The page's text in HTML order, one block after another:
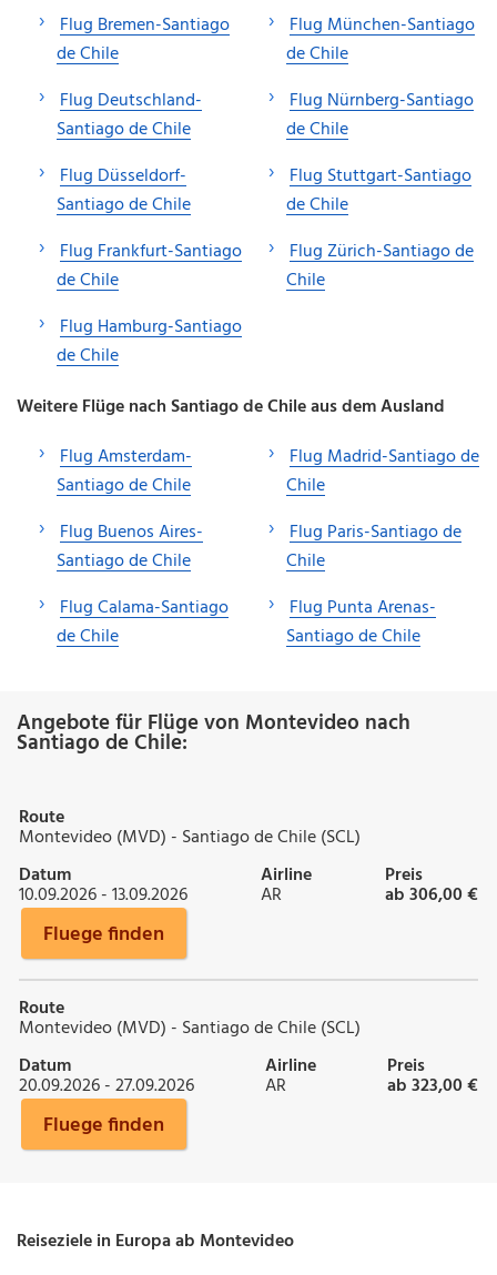
Flug Bremen-Santiago
de Chile
Flug Deutschland-
Santiago de Chile
Flug Düsseldorf-
Santiago de Chile
Flug Frankfurt-Santiago
de Chile
Flug Hamburg-Santiago
de Chile
Flug München-Santiago
de Chile
Flug Nürnberg-Santiago
de Chile
Flug Stuttgart-Santiago
de Chile
Flug Zürich-Santiago de
Chile
Weitere Flüge nach Santiago de Chile aus dem Ausland
Flug Amsterdam-
Santiago de Chile
Flug Buenos Aires-
Santiago de Chile
Flug Calama-Santiago
de Chile
Flug Madrid-Santiago de
Chile
Flug Paris-Santiago de
Chile
Flug Punta Arenas-
Santiago de Chile
Angebote für Flüge von Montevideo nach
Santiago de Chile:
Route
Montevideo (MVD) - Santiago de Chile (SCL)
Datum
10.09.2026 - 13.09.2026
Airline
AR
Preis
ab 306,00 €
Fluege finden
Route
Montevideo (MVD) - Santiago de Chile (SCL)
Datum
20.09.2026 - 27.09.2026
Airline
AR
Preis
ab 323,00 €
Fluege finden
Reiseziele in Europa ab Montevideo